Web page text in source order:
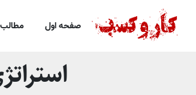
صفحه اول مطالب